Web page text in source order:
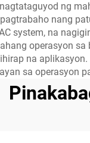
ng
nang
system, na
operasyon
na
sa operasyon